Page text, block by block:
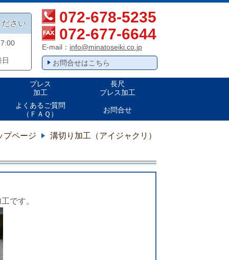
さい
072-678-5235
072-677-6644
E-mail： info@minatoseiki.co.jp
お問合せはこちら
プレス
加工
長尺
プレス加工
よくあるご質問
（ＦＡＱ）
お問合せ
プページ 溝切り加工（アイジャクリ）
です。